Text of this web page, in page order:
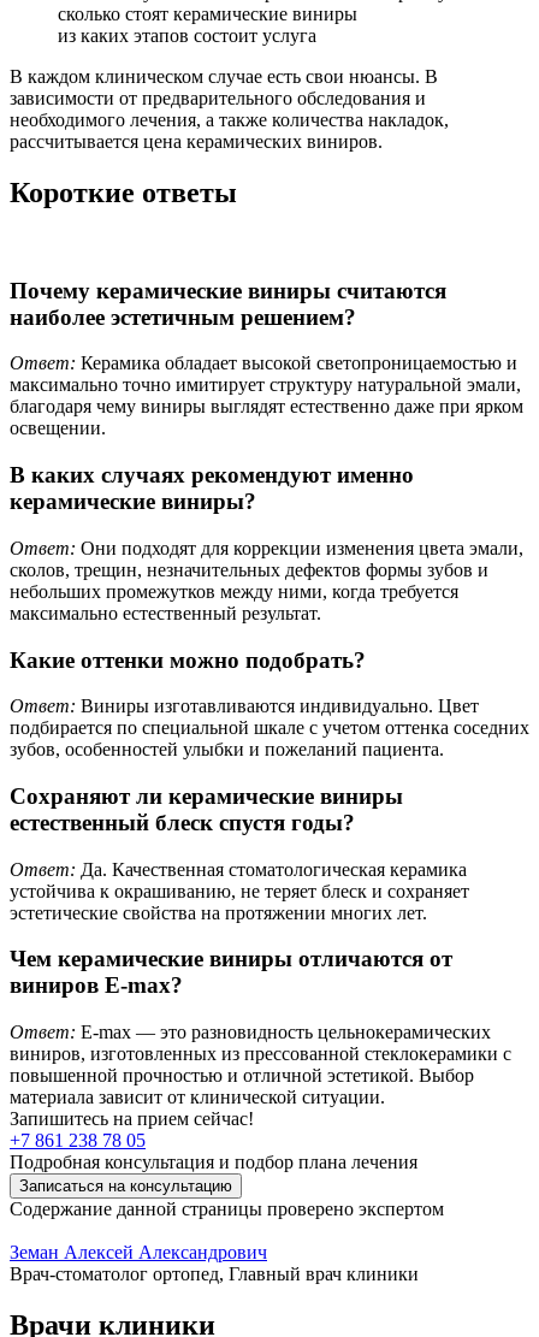
сколько стоят керамические виниры
из каких этапов состоит услуга
В каждом клиническом случае есть свои нюансы. В
зависимости от предварительного обследования и
необходимого лечения, а также количества накладок,
рассчитывается цена керамических виниров.
Короткие ответы
Почему керамические виниры считаются
наиболее эстетичным решением?
Ответ: Керамика обладает высокой светопроницаемостью и
максимально точно имитирует структуру натуральной эмали,
благодаря чему виниры выглядят естественно даже при ярком
освещении.
В каких случаях рекомендуют именно
керамические виниры?
Ответ: Они подходят для коррекции изменения цвета эмали,
сколов, трещин, незначительных дефектов формы зубов и
небольших промежутков между ними, когда требуется
максимально естественный результат.
Какие оттенки можно подобрать?
Ответ: Виниры изготавливаются индивидуально. Цвет
подбирается по специальной шкале с учетом оттенка соседних
зубов, особенностей улыбки и пожеланий пациента.
Сохраняют ли керамические виниры
естественный блеск спустя годы?
Ответ: Да. Качественная стоматологическая керамика
устойчива к окрашиванию, не теряет блеск и сохраняет
эстетические свойства на протяжении многих лет.
Чем керамические виниры отличаются от
виниров E-max?
Ответ: E-max — это разновидность цельнокерамических
виниров, изготовленных из прессованной стеклокерамики с
повышенной прочностью и отличной эстетикой. Выбор
материала зависит от клинической ситуации.
Запишитесь на прием сейчас!
+7 861 238 78 05
Подробная консультация и подбор плана лечения
Записаться на консультацию
Содержание данной страницы проверено экспертом
Земан Алексей Александрович
Врач-стоматолог ортопед, Главный врач клиники
Врачи клиники